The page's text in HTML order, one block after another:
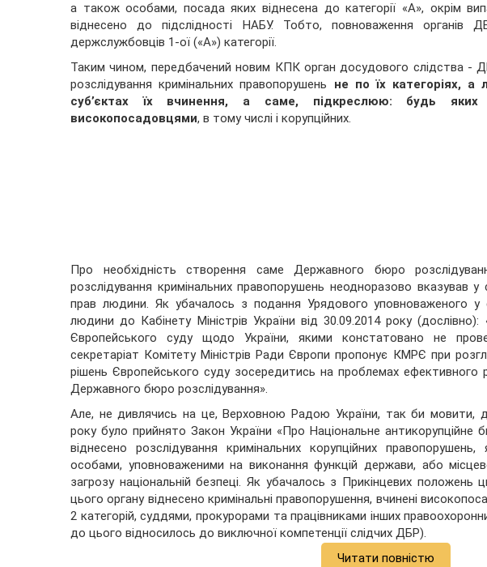
а також особами, посада яких віднесена до категорії «А», окрім
віднесено до підслідності НАБУ. Тобто, повноваження
держслужбовців 1-ої («А») категорії.
Таким чином, передбачений новим КПК орган досудового слідства -
розслідування кримінальних правопорушень не по їх категоріях, а
суб’єктах їх вчинення, а саме, підкреслюю: будь яких
високопосадовцями, в тому числі і корупційних.
Про необхідність створення саме Державного бюро
розслідування кримінальних правопорушень неодноразово вказував у
прав людини. Як убачалось з подання Урядового уповноваженого у
людини до Кабінету Міністрів України від 30.09.2014 року (дослівно):
Європейського суду щодо України, якими констатовано не
секретаріат Комітету Міністрів Ради Європи пропонує КМРЄ при
рішень Європейського суду зосередитись на проблемах ефективного
Державного бюро розслідування».
Але, не дивлячись на це, Верховною Радою України, так би мовити,
року було прийнято Закон України «Про Національне антикорупційне
віднесено розслідування кримінальних корупційних
особами, уповноваженими на виконання функцій держави, або
загрозу національній безпеці. Як убачалось з Прикінцевих положень
цього органу віднесено кримінальні правопорушення, вчинені
2 категорій, суддями, прокурорами та працівниками інших
до цього відносилось до виключної компетенції слідчих ДБР).
Читати повністю